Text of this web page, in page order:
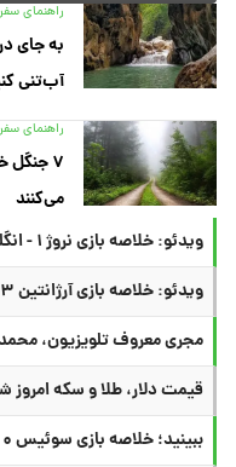
راهنمای سفر
به جای
آب‌تنی
راهنمای سفر
۷
می‌کنند
ویدئو: خلاصه بازی نروژ ۱ - انگلیس ۲
ویدئو: خلاصه بازی آرژانتین ۳ - سوئیس ۱
مجری معروف تلویزیون،
قیمت دلار، طلا و سکه امروز شنبه
ببینید؛ خلاصه بازی سوئیس ۰ (۴) - کلمبیا ۰ (۳) در جام جهانی